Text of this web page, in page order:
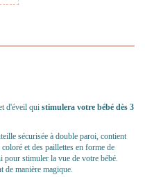
d'éveil qui stimulera votre bébé dès 3
sécurisée à double paroi, contient
et des paillettes en forme de
stimuler la vue de votre bébé.
manière magique.